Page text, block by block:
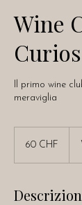
Wine
Il primo wine
meraviglia
svizzeri
60 CHF